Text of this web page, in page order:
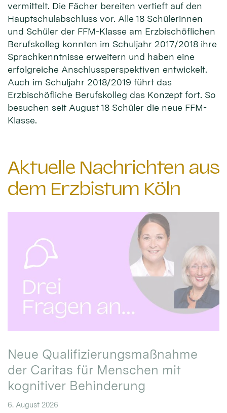
vermittelt. Die Fächer bereiten vertieft auf den
Hauptschulabschluss vor. Alle 18 Schülerinnen
und Schüler der FFM-Klasse am Erzbischöflichen
Berufskolleg konnten im Schuljahr 2017/2018 ihre
Sprachkenntnisse erweitern und haben eine
erfolgreiche Anschlussperspektiven entwickelt.
Auch im Schuljahr 2018/2019 führt das
Erzbischöfliche Berufskolleg das Konzept fort. So
besuchen seit August 18 Schüler die neue FFM-
Klasse.
Aktuelle Nachrichten aus
dem Erzbistum Köln
Neue Qualifizierungsmaßnahme
der Caritas für Menschen mit
kognitiver Behinderung
6. August 2026